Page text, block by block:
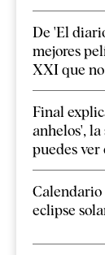
De 'El
mejores
XXI que
Final
anhelos',
puedes
Calendario
eclipse